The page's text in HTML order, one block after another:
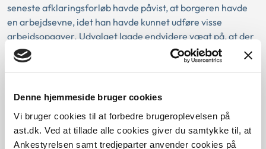
Denne hjemmeside bruger cookies
Vi bruger cookies til at forbedre brugeroplevelsen på
ast.dk. Ved at tillade alle cookies giver du samtykke til, at
Ankestyrelsen samt tredjeparter anvender cookies på
seneste afklaringsforløb havde påvist, at borgeren havde
en arbejdsevne, idet han havde kunnet udføre visse
arbejdsopgaver. Udvalget lagde endvidere vægt på, at der
var mulighed for behandling med medicin og rygtræning,
som kunne gøre borgerens rygproblemer mindre. Det var
udvikles, således at borgeren ville kunne klare mere end
stadig udviklingsmuligheder, hvis der blev fundet et arbejde
med passende skånehensyn for ryggen.